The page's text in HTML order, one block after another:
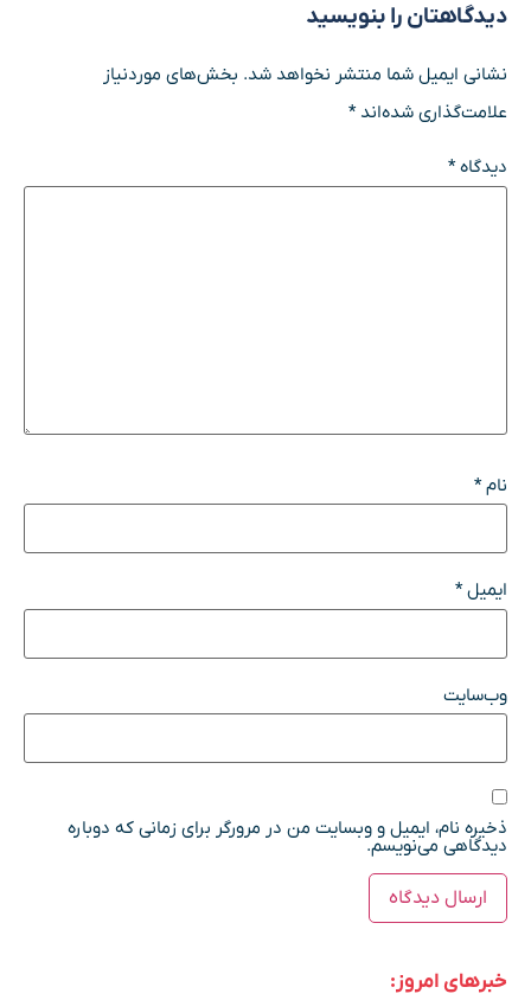
دیدگاهتان را بنویسید
نشانی ایمیل شما منتشر نخواهد شد. بخش‌های موردنیاز
علامت‌گذاری شده‌اند*
دیدگاه*
نام*
ایمیل*
وب‌سایت
ذخیره نام، ایمیل و وبسایت من در مرورگر برای زمانی که دوباره
دیدگاهی می‌نویسم.
خبرهای امروز: